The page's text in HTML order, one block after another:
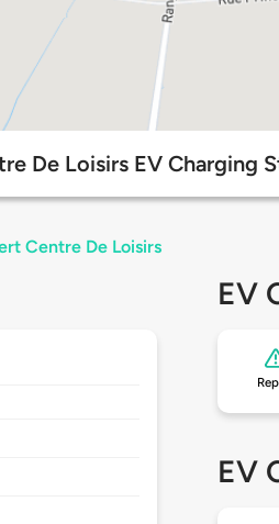
De Loisirs EV Charging
Centre De Loisirs
EV
EV